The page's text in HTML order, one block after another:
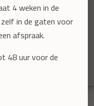
4 weken in de
in de gaten voor
afspraak.
48 uur voor de